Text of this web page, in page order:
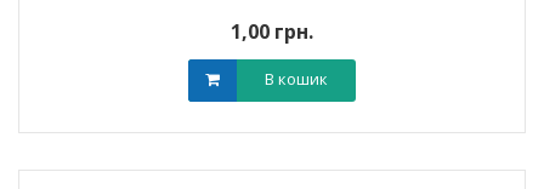
1,00 грн.
В кошик